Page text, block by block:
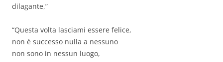
dilagante,”
“Questa volta lasciami essere felice,
non è successo nulla a nessuno
non sono in nessun luogo,